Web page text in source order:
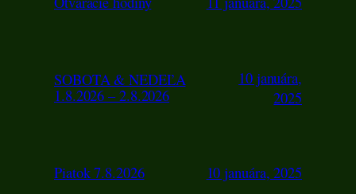
SOBOTA & NEDEĽA
1.8.2026 – 2.8.2026
10 januára,
2025
Piatok 7.8.2026 10 januára, 2025